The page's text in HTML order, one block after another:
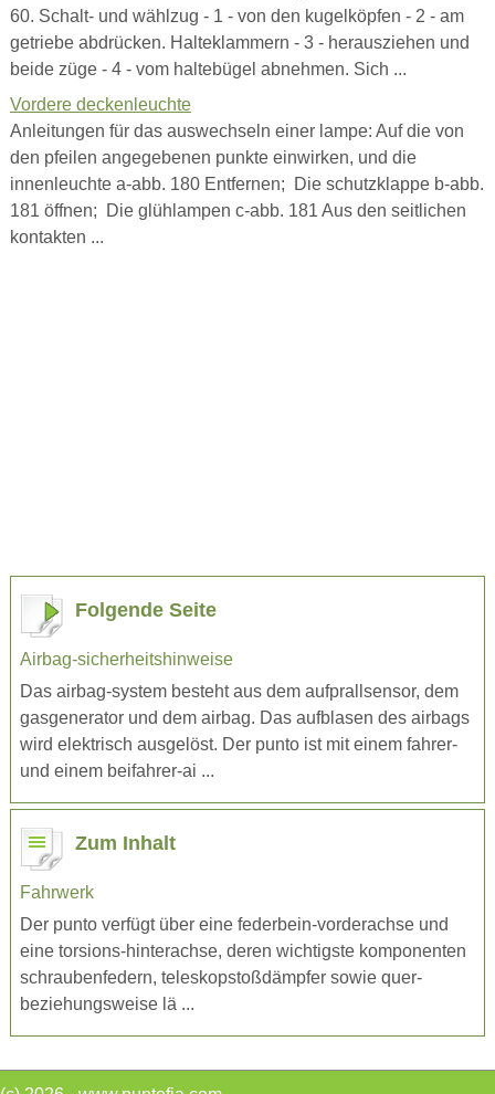
60. Schalt- und wählzug - 1 - von den kugelköpfen - 2 - am
getriebe abdrücken. Halteklammern - 3 - herausziehen und
beide züge - 4 - vom haltebügel abnehmen. Sich ...
Vordere deckenleuchte
Anleitungen für das auswechseln einer lampe: Auf die von
den pfeilen angegebenen punkte einwirken, und die
innenleuchte a-abb. 180 Entfernen; Die schutzklappe b-abb.
181 öffnen; Die glühlampen c-abb. 181 Aus den seitlichen
kontakten ...
Folgende Seite
Airbag-sicherheitshinweise
Das airbag-system besteht aus dem aufprallsensor, dem
gasgenerator und dem airbag. Das aufblasen des airbags
wird elektrisch ausgelöst. Der punto ist mit einem fahrer-
und einem beifahrer-ai ...
Zum Inhalt
Fahrwerk
Der punto verfügt über eine federbein-vorderachse und
eine torsions-hinterachse, deren wichtigste komponenten
schraubenfedern, teleskopstoßdämpfer sowie quer-
beziehungsweise lä ...